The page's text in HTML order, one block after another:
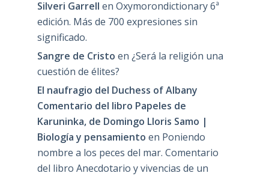
Silveri Garrell en Oxymorondictionary 6ª
edición. Más de 700 expresiones sin
significado.
Sangre de Cristo en ¿Será la religión una
cuestión de élites?
El naufragio del Duchess of Albany
Comentario del libro Papeles de
Karuninka, de Domingo Lloris Samo |
Biología y pensamiento en Poniendo
nombre a los peces del mar. Comentario
del libro Anecdotario y vivencias de un